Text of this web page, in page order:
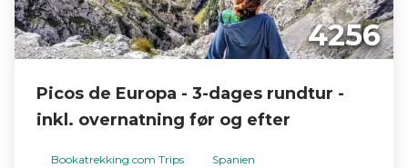
4256
Picos de Europa - 3-dages rundtur -
inkl. overnatning før og efter
Bookatrekking.com Trips Spanien